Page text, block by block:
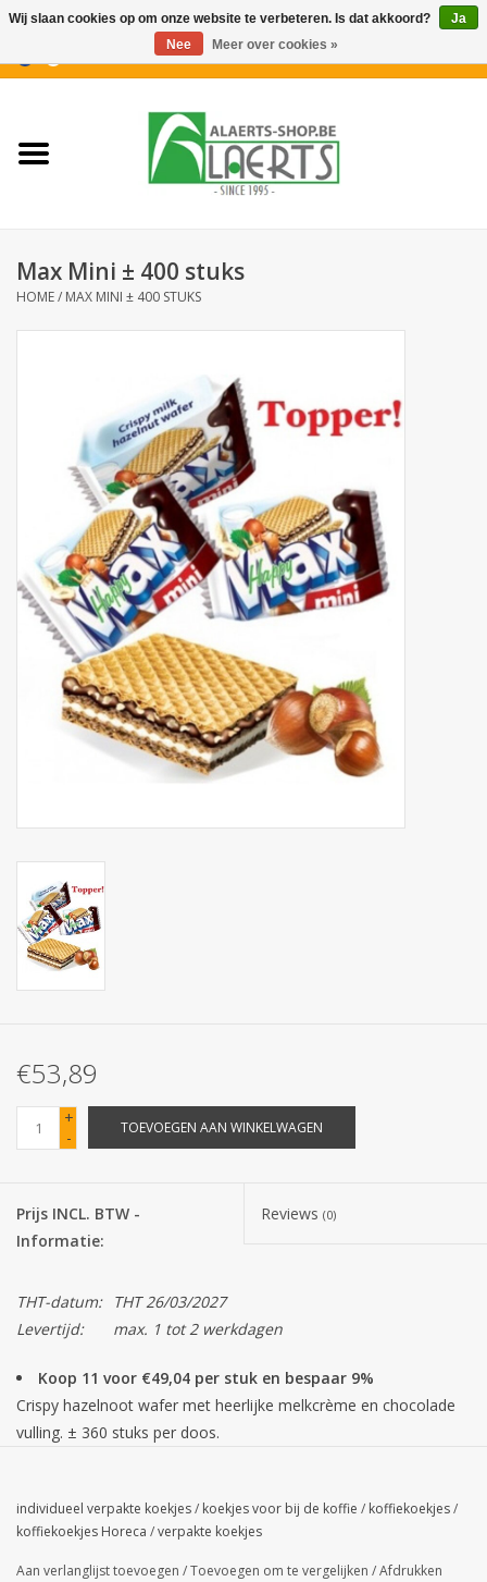
Nieuwigheden
Koffiekoekjes
Aperitiefkoekjes
Botanicals
Snoeppot-Snoep
Kassarollen
Cleaning-producten
Verpakking
Kantoorbenodigdheden
Corona
Sinterklaassnoep
Carnavalssnoep
Merken
Max Mini ± 400 stuks
HOME/ MAX MINI ± 400 STUKS
€53,89
+
-
TOEVOEGEN AAN WINKELWAGEN
Prijs INCL. BTW -
Informatie:
Reviews (0)
THT-datum:
THT 26/03/2027
Levertijd:
max. 1 tot 2 werkdagen
Koop 11 voor €49,04 per stuk en bespaar 9%
Crispy hazelnoot wafer met heerlijke melkcrème en chocolade
vulling. ± 360 stuks per doos.
Topper / aanrader = zeker proberen!
individueel verpakte koekjes/ koekjes voor bij de koffie / koffiekoekjes/
koffiekoekjes Horeca /verpakte koekjes
Aan verlanglijst toevoegen /Toevoegen om te vergelijken /Afdrukken
Wij slaan cookies op om onze website te verbeteren. Is dat akkoord?
Ja
Nee
Meer over cookies »